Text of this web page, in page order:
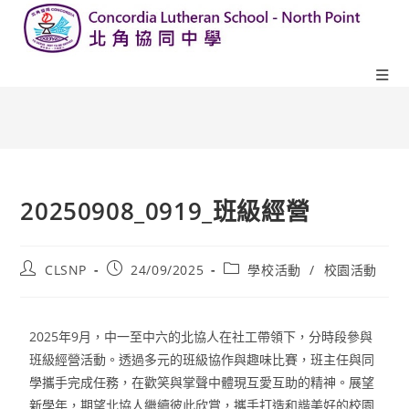
20250908_0919_班級經營
CLSNP 24/09/2025 學校活動 / 校園活動
2025年9月，中一至中六的北協人在社工帶領下，分時段參與
班級經營活動。透過多元的班級協作與趣味比賽，班主任與同
學攜手完成任務，在歡笑與掌聲中體現互愛互助的精神。展望
新學年，期望北協人繼續彼此欣賞，攜手打造和諧美好的校園